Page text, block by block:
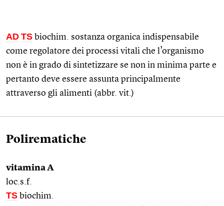
AD TS biochim. sostanza organica indispensabile
come regolatore dei processi vitali che l’organismo
non è in grado di sintetizzare se non in minima parte e
pertanto deve essere assunta principalmente
attraverso gli alimenti (abbr. vit.)
Polirematiche
vitamina A
loc.s.f.
TS biochim.